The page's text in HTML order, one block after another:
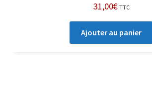
31,00€ TTC
Ajouter au panier